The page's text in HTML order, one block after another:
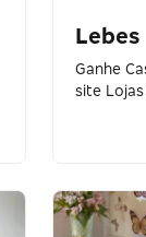
Lebes
Ganhe
site